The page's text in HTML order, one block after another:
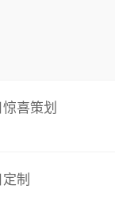
惊喜策划
制